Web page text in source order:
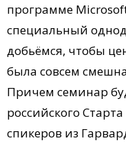
программе
специальный
добьёмся, чтобы
была совсем
Причем семинар
российского
спикеров из